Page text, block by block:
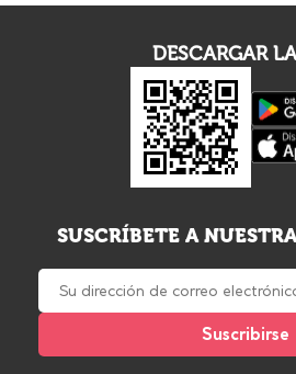
DESCARGAR
SUSCRÍBETE A